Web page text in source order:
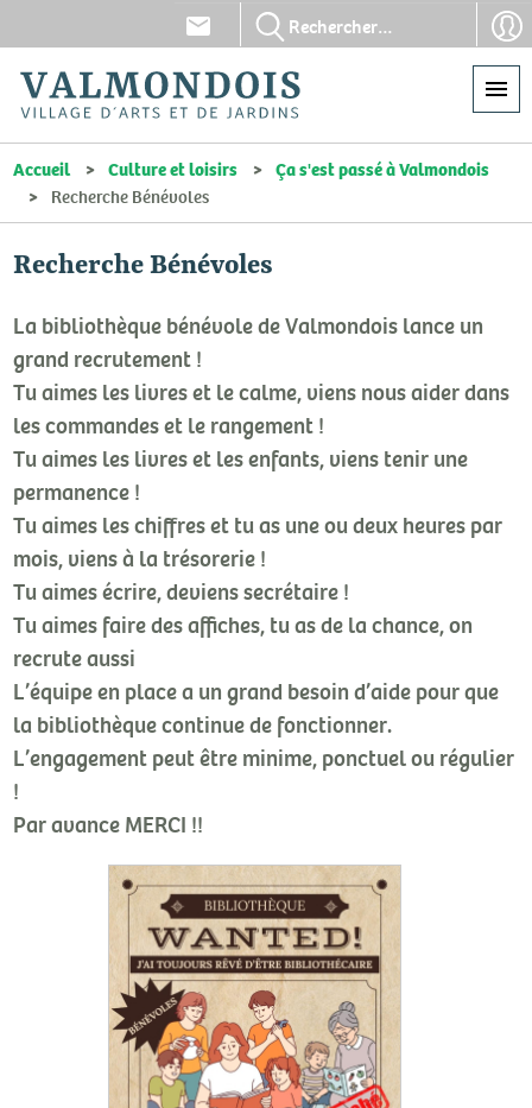
Aller
au
contenu
principal
En-
tête
-
Communication
En-
tête
-
Accueil Culture et loisirs Ça s'est passé à Valmondois
Recherche Bénévoles
Recherche Bénévoles
La bibliothèque bénévole de Valmondois lance un
grand recrutement !
Tu aimes les livres et le calme, viens nous aider dans
les commandes et le rangement !
Tu aimes les livres et les enfants, viens tenir une
permanence !
Tu aimes les chiffres et tu as une ou deux heures par
mois, viens à la trésorerie !
Tu aimes écrire, deviens secrétaire !
Tu aimes faire des affiches, tu as de la chance, on
recrute aussi
L’équipe en place a un grand besoin d’aide pour que
la bibliothèque continue de fonctionner.
L’engagement peut être minime, ponctuel ou régulier
!
Par avance MERCI !!